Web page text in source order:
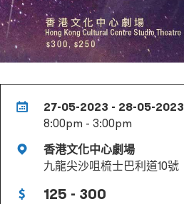
27-05-2023 - 28-05-2023
8:00pm - 3:00pm
香港文化中心劇場
九龍尖沙咀梳士巴利道10號
125 - 300